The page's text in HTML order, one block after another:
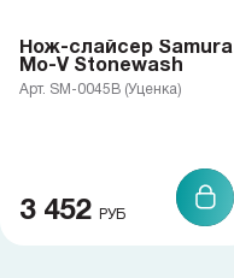
Нож-слайсер Samura
Mo-V Stonewash
Арт. SM-0045B (Уценка)
3 452 РУБ